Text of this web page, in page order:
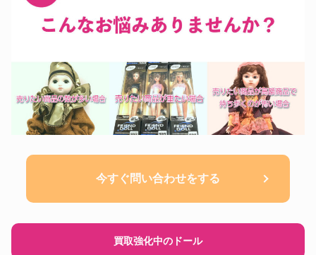
今すぐ問い合わせをする
買取強化中のドール